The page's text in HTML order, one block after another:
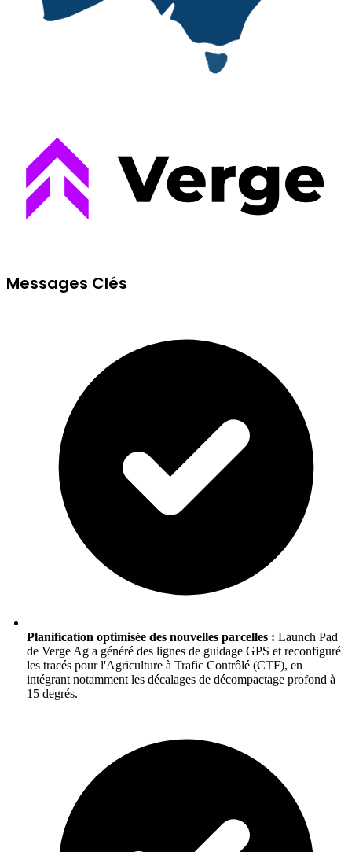
Messages Clés
Planification optimisée des nouvelles parcelles : Launch Pad
de Verge Ag a généré des lignes de guidage GPS et reconfiguré
les tracés pour l'Agriculture à Trafic Contrôlé (CTF), en
intégrant notamment les décalages de décompactage profond à
15 degrés.